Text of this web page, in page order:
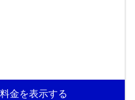
金を表示する